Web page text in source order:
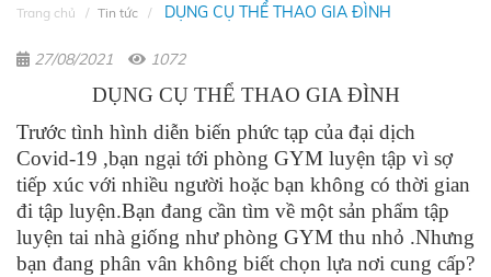
Trang chủ Tin tức DỤNG CỤ THỂ THAO GIA ĐÌNH
27/08/2021 1072
DỤNG CỤ THỂ THAO GIA ĐÌNH
Trước tình hình diễn biến phức tạp của đại dịch
Covid-19 ,bạn ngại tới phòng GYM luyện tập vì sợ
tiếp xúc với nhiều người hoặc bạn không có thời gian
đi tập luyện.Bạn đang cần tìm về một sản phẩm tập
luyện tai nhà giống như phòng GYM thu nhỏ .Nhưng
bạn đang phân vân không biết chọn lựa nơi cung cấp?